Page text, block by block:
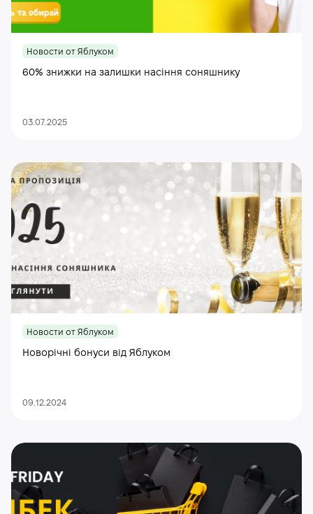
Новости от Яблуком
60% знижки на залишки насіння соняшнику
03.07.2025
Новости от Яблуком
Новорічні бонуси від Яблуком
09.12.2024